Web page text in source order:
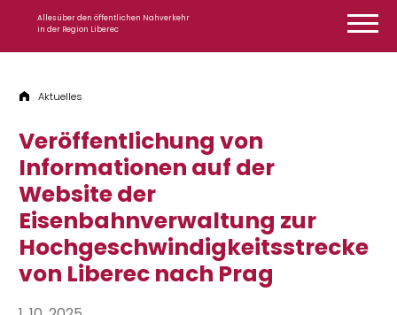
Alles über den öffentlichen Nahverkehr
in der Region Liberec
Aktuelles
Veröffentlichung von
Informationen auf der
Website der
Eisenbahnverwaltung zur
Hochgeschwindigkeitsstrecke
von Liberec nach Prag